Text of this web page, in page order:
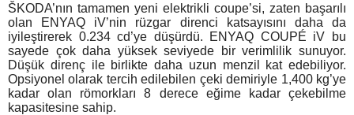
ŠKODA’nın tamamen yeni elektrikli coupe’si, zaten başarılı
olan ENYAQ iV’nin rüzgar direnci katsayısını daha da
iyileştirerek 0.234 cd’ye düşürdü. ENYAQ COUPÉ iV bu
sayede çok daha yüksek seviyede bir verimlilik sunuyor.
Düşük direnç ile birlikte daha uzun menzil kat edebiliyor.
Opsiyonel olarak tercih edilebilen çeki demiriyle 1,400 kg’ye
kadar olan römorkları 8 derece eğime kadar çekebilme
kapasitesine sahip.